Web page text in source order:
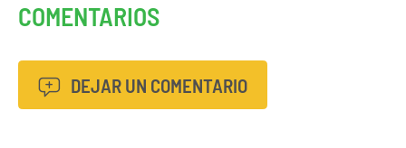
COMENTARIOS
DEJAR UN COMENTARIO